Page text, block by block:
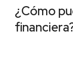
¿Cómo